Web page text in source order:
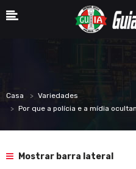
Casa
Variedades
Por que a polícia e a mídia
Mostrar barra lateral